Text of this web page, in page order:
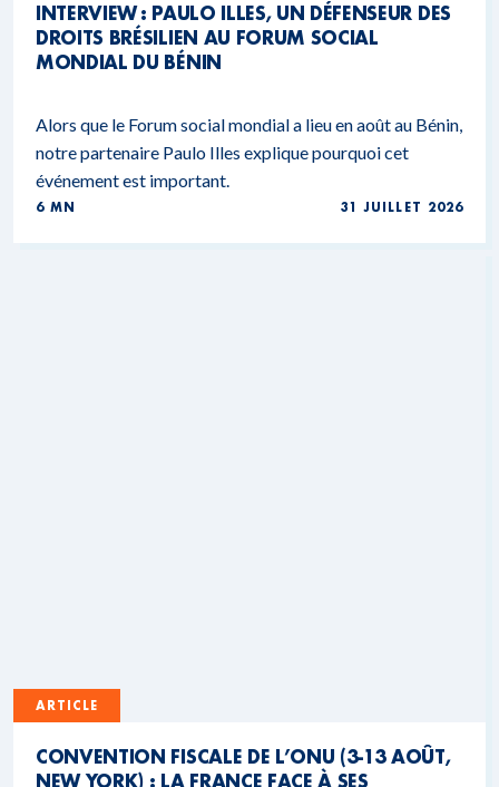
INTERVIEW : PAULO ILLES, UN DÉFENSEUR DES
DROITS BRÉSILIEN AU FORUM SOCIAL
MONDIAL DU BÉNIN
Alors que le Forum social mondial a lieu en août au Bénin,
notre partenaire Paulo Illes explique pourquoi cet
événement est important.
6 MN 31 JUILLET 2026
ARTICLE
CONVENTION FISCALE DE L’ONU (3-13 AOÛT,
NEW YORK) : LA FRANCE FACE À SES